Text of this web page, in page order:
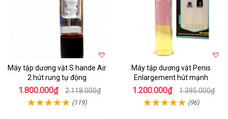
Máy tập dương vật S hande Air
2 hút rung tự động
1.800.000₫ 2.118.000₫
(119)
Máy tập dương vật Penis
Enlargement hút mạnh
1.200.000₫ 1.395.000₫
(96)